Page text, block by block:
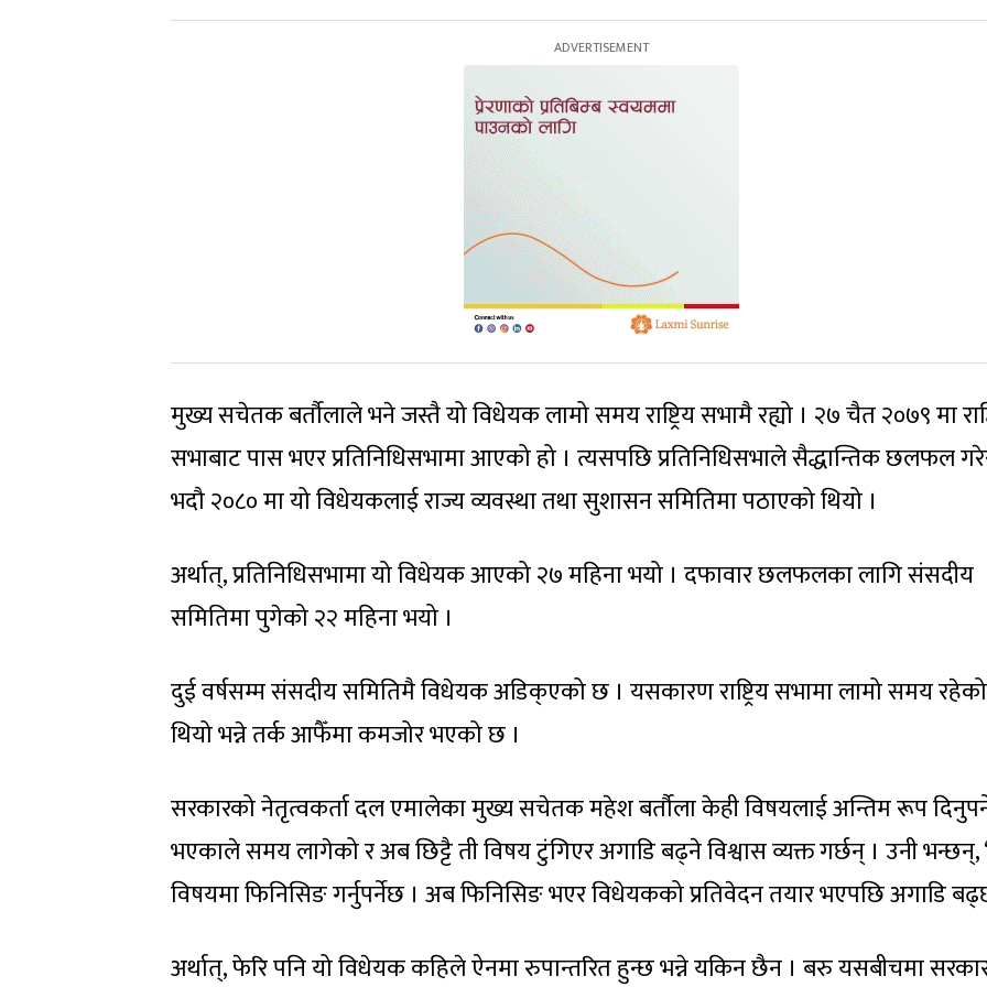
मुख्य सचेतक बर्तौलाले भने जस्तै यो विधेयक लामो समय राष्ट्रिय सभामै रह्यो । २७ चैत २०७९ मा
सभाबाट पास भएर प्रतिनिधिसभामा आएको हो । त्यसपछि प्रतिनिधिसभाले सैद्धान्तिक छलफल
भदौ २०८० मा यो विधेयकलाई राज्य व्यवस्था तथा सुशासन समितिमा पठाएको थियो ।
अर्थात्, प्रतिनिधिसभामा यो विधेयक आएको २७ महिना भयो । दफावार छलफलका लागि संसदीय
समितिमा पुगेको २२ महिना भयो ।
दुई वर्षसम्म संसदीय समितिमै विधेयक अडिक्एको छ । यसकारण राष्ट्रिय सभामा लामो समय रहेको
थियो भन्ने तर्क आफैँमा कमजोर भएको छ ।
सरकारको नेतृत्वकर्ता दल एमालेका मुख्य सचेतक महेश बर्तौला केही विषयलाई अन्तिम रूप
भएकाले समय लागेको र अब छिट्टै ती विषय टुंगिएर अगाडि बढ्ने विश्वास व्यक्त गर्छन् । उनी भन्छन्,
विषयमा फिनिसिङ गर्नुपर्नेछ । अब फिनिसिङ भएर विधेयकको प्रतिवेदन तयार भएपछि अगाडि
अर्थात्, फेरि पनि यो विधेयक कहिले ऐनमा रुपान्तरित हुन्छ भन्ने यकिन छैन । बरु यसबीचमा